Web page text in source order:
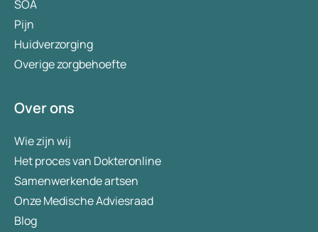
SOA
Pijn
Huidverzorging
Overige zorgbehoefte
Over ons
Wie zijn wij
Het proces van Dokteronline
Samenwerkende artsen
Onze Medische Adviesraad
Blog